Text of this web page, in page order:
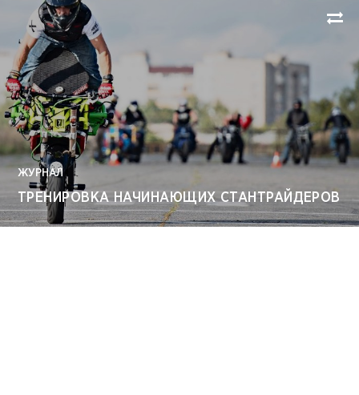
ЖУРНАЛ
ТРЕНИРОВКА НАЧИНАЮЩИХ СТАНТРАЙДЕРОВ